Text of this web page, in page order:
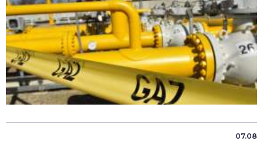
07.08